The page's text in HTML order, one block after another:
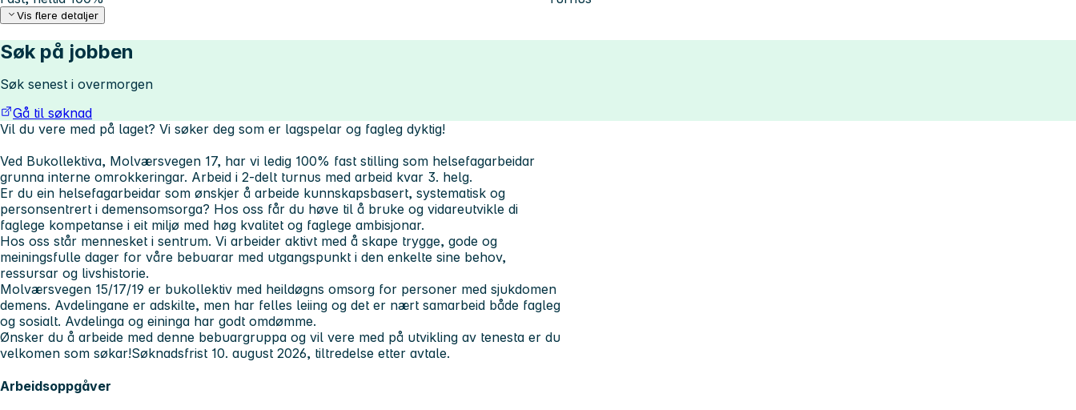
Vis flere detaljer
Søk på jobben
Søk senest i overmorgen
Gå til søknad
Vil du vere med på laget? Vi søker deg som er lagspelar og fagleg dyktig!
Ved Bukollektiva, Molværsvegen 17, har vi ledig 100% fast stilling som helsefagarbeidar
grunna interne omrokkeringar. Arbeid i 2-delt turnus med arbeid kvar 3. helg.
Er du ein helsefagarbeidar som ønskjer å arbeide kunnskapsbasert, systematisk og
personsentrert i demensomsorga? Hos oss får du høve til å bruke og vidareutvikle di
faglege kompetanse i eit miljø med høg kvalitet og faglege ambisjonar.
Hos oss står mennesket i sentrum. Vi arbeider aktivt med å skape trygge, gode og
meiningsfulle dager for våre bebuarar med utgangspunkt i den enkelte sine behov,
ressursar og livshistorie.
Molværsvegen 15/17/19 er bukollektiv med heildøgns omsorg for personer med sjukdomen
demens. Avdelingane er adskilte, men har felles leiing og det er nært samarbeid både fagleg
og sosialt. Avdelinga og eininga har godt omdømme.
Ønsker du å arbeide med denne bebuargruppa og vil vere med på utvikling av tenesta er du
velkomen som søkar!Søknadsfrist 10. august 2026, tiltredelse etter avtale.
Arbeidsoppgåver